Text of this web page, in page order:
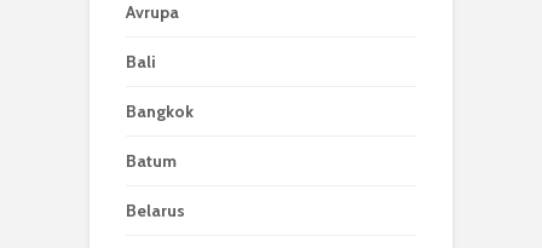
Avrupa
Bali
Bangkok
Batum
Belarus